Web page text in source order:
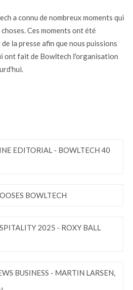
a connu de nombreux moments qui
Ces moments ont été
la presse afin que nous puissions
ont fait de Bowltech l'organisation
EDITORIAL - BOWLTECH 40
BOWLTECH
2025 - ROXY BALL
BUSINESS - MARTIN LARSEN,